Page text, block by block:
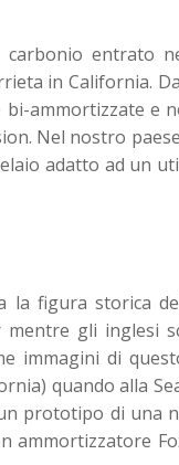
entrato
in California.
ammortizzate e
Nel nostro
adatto ad un
la figura storica
gli inglesi
immagini di
quando alla
prototipo di una
ammortizzatore